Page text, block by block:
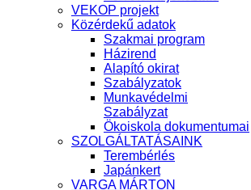
VEKOP projekt
Közérdekű adatok
Szakmai program
Házirend
Alapító okirat
Szabályzatok
Munkavédelmi
Szabályzat
Ökoiskola dokumentumai
SZOLGÁLTATÁSAINK
Terembérlés
Japánkert
VARGA MÁRTON